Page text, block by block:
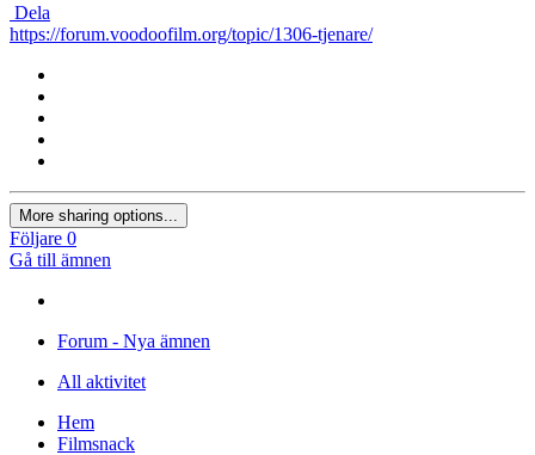
Dela
https://forum.voodoofilm.org/topic/1306-tjenare/
More sharing options...
Följare 0
Gå till ämnen
Forum - Nya ämnen
All aktivitet
Hem
Filmsnack